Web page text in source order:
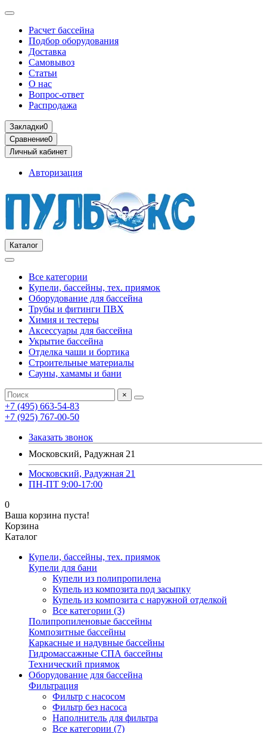
Расчет бассейна
Подбор оборудования
Доставка
Самовывоз
Статьи
О нас
Вопрос-ответ
Распродажа
Закладки0
Сравнение0
Личный кабинет
Авторизация
Каталог
Все категории
Купели, бассейны, тех. приямок
Оборудование для бассейна
Трубы и фитинги ПВХ
Химия и тестеры
Аксессуары для бассейна
Укрытие бассейна
Отделка чаши и бортика
Строительные материалы
Сауны, хамамы и бани
×
+7 (495) 663-54-83
+7 (925) 767-00-50
Заказать звонок
Московский, Радужная 21
Московский, Радужная 21
ПН-ПТ 9:00-17:00
0
Ваша корзина пуста!
Корзина
Каталог
Купели, бассейны, тех. приямок
Купели для бани
Купели из полипропилена
Купель из композита под засыпку
Купель из композита с наружной отделкой
Все категории (3)
Полипропиленовые бассейны
Композитные бассейны
Каркасные и надувные бассейны
Гидромассажные СПА бассейны
Технический приямок
Оборудование для бассейна
Фильтрация
Фильтр с насосом
Фильтр без насоса
Наполнитель для фильтра
Все категории (7)